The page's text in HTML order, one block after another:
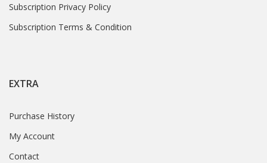
Subscription Privacy Policy
Subscription Terms & Condition
EXTRA
Purchase History
My Account
Contact